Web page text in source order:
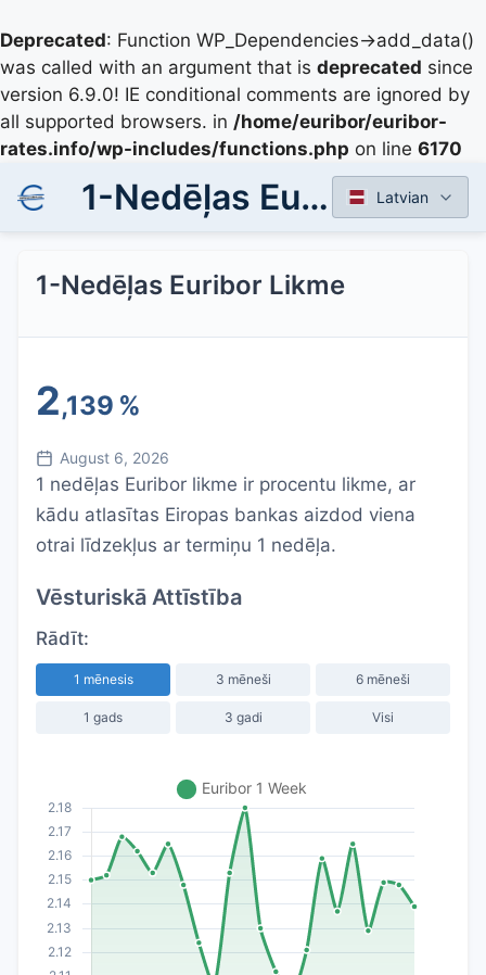
Deprecated: Function WP_Dependencies->add_data()
was called with an argument that is deprecated since
version 6.9.0! IE conditional comments are ignored by
all supported browsers. in /home/euribor/euribor-
rates.info/wp-includes/functions.php on line 6170
1-Nedēļas Euribor Likme Latvian
1-Nedēļas Euribor Likme
2,139 %
August 6, 2026
1 nedēļas Euribor likme ir procentu likme, ar
kādu atlasītas Eiropas bankas aizdod viena
otrai līdzekļus ar termiņu 1 nedēļa.
Vēsturiskā Attīstība
Rādīt:
1 mēnesis 3 mēneši 6 mēneši
1 gads 3 gadi Visi